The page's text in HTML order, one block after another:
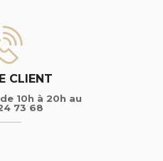
CLIENT
10h à 20h au
73 68